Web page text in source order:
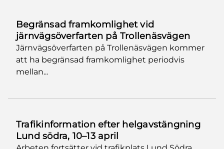
Begränsad framkomlighet vid
järnvägsöverfarten på Trollenäsvägen
Järnvägsöverfarten på Trollenäsvägen kommer
att ha begränsad framkomlighet periodvis
mellan...
Trafikinformation efter helgavstängning
Lund södra, 10–13 april